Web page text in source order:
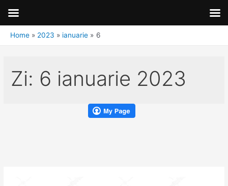
Home 2023 ianuarie 6
Zi: 6 ianuarie 2023